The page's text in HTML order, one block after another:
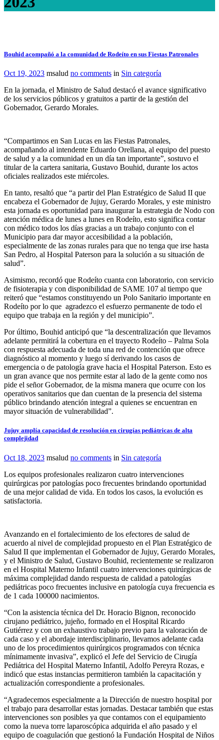
Bouhid acompañó a la comunidad de Rodeíto en sus Fiestas Patronales
Oct 19, 2023 msalud no comments in Sin categoría
En la jornada, el Ministro de Salud destacó el avance significativo
de los servicios públicos y gratuitos a partir de la gestión del
Gobernador, Gerardo Morales.
“Compartimos en San Lucas en las Fiestas Patronales,
acompañando al intendente Eduardo Orellana, al equipo del puesto
de salud y a la comunidad en un día tan importante”, sostuvo el
titular de la cartera sanitaria, Gustavo Bouhid, durante los actos
oficiales realizados este miércoles.
En tanto, resaltó que “a partir del Plan Estratégico de Salud II que
encabeza el Gobernador de Jujuy, Gerardo Morales, y este ministro
esta jornada es oportunidad para inaugurar la estrategia de Nodo con
atención médica de lunes a lunes en Rodeíto, esto significa contar
con médico todos los días gracias a un trabajo conjunto con el
Municipio para dar mayor accesibilidad a la población,
especialmente de las zonas rurales para que no tenga que irse hasta
San Pedro, al Hospital Paterson para la solución a su situación de
salud”.
Asimismo, recordó que Rodeíto cuanta con laboratorio, con servicio
de fisioterapia y con disponibilidad de SAME 107 al tiempo que
reiteró que “estamos constituyendo un Polo Sanitario importante en
Rodeíto por lo que agradezco el esfuerzo permanente de todo el
equipo que trabaja en la región y del municipio”.
Por último, Bouhid anticipó que “la descentralización que llevamos
adelante permitirá la cobertura en el trayecto Rodeíto – Palma Sola
con respuesta adecuada de toda una red de contención que ofrece
diagnóstico al momento y luego sí derivando los casos de
emergencia o de patología grave hacia el Hospital Paterson. Esto es
un gran avance que nos permite estar al lado de la gente como nos
pide el señor Gobernador, de la misma manera que ocurre con los
operativos sanitarios que dan cuentan de la presencia del sistema
público brindando atención integral a quienes se encuentran en
mayor situación de vulnerabilidad”.
Jujuy amplía capacidad de resolución en cirugías pediátricas de alta
complejidad
Oct 18, 2023 msalud no comments in Sin categoría
Los equipos profesionales realizaron cuatro intervenciones
quirúrgicas por patologías poco frecuentes brindando oportunidad
de una mejor calidad de vida. En todos los casos, la evolución es
satisfactoria.
Avanzando en el fortalecimiento de los efectores de salud de
acuerdo al nivel de complejidad propuesto en el Plan Estratégico de
Salud II que implementan el Gobernador de Jujuy, Gerardo Morales,
y el Ministro de Salud, Gustavo Bouhid, recientemente se realizaron
en el Hospital Materno Infantil cuatro intervenciones quirúrgicas de
máxima complejidad dando respuesta de calidad a patologías
pediátricas poco frecuentes inclusive en patología cuya frecuencia es
de 1 cada 100000 nacimientos.
“Con la asistencia técnica del Dr. Horacio Bignon, reconocido
cirujano pediátrico, jujeño, formado en el Hospital Ricardo
Gutiérrez y con un exhaustivo trabajo previo para la valoración de
cada caso y el abordaje interdisciplinario, llevamos adelante cada
uno de los procedimientos quirúrgicos programados con técnica
mínimamente invasiva”, explicó el Jefe del Servicio de Cirugía
Pediátrica del Hospital Materno Infantil, Adolfo Pereyra Rozas, e
indicó que estas instancias permitieron también la capacitación y
actualización correspondiente a profesionales.
“Agradecemos especialmente a la Dirección de nuestro hospital por
el trabajo para desarrollar estas jornadas. Destacar también que estas
intervenciones son posibles ya que contamos con el equipamiento
como la nueva torre laparoscópica adquirida el año pasado y el
equipo de coagulación que gestionó la Fundación Hospital de Niños